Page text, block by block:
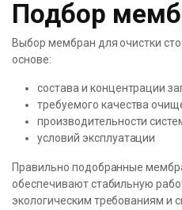
Подбор
Выбор мембран для очистки
основе:
состава и концентрации
требуемого качества
производительности
условий эксплуатации
Правильно подобранные
обеспечивают стабильную
экологическим требованиям и